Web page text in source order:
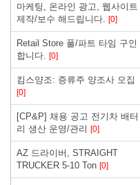
마케팅, 온라인 광고, 웹사이트
제작/보수 해드립니다. [0]
Retail Store 풀/파트 타임 구인
합니다. [0]
킴스양조: 증류주 양조사 모집
[0]
[CP&P] 채용 공고 전기차 배터
리 생산 운영/관리 [0]
AZ 드라이버, STRAIGHT
TRUCKER 5-10 Ton [0]